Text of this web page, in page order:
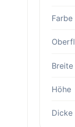
Farbe
Breite
Höhe
Dicke